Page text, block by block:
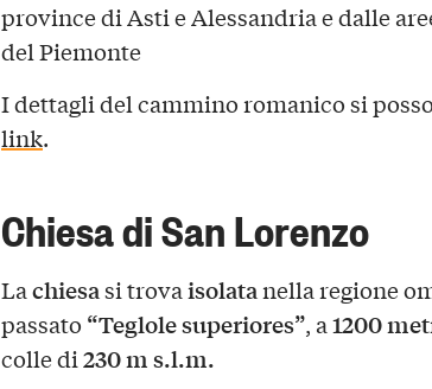
province di Asti e Alessandria e dalle
del Piemonte
I dettagli del cammino romanico si
link.
Chiesa di San Lorenzo
Lachiesasi trovaisolatanella regione
passato “Teglole superiores”, a1200
colle di230 m s.l.m.